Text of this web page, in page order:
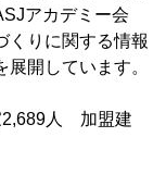
アカデミー会
くりに関する情報
開しています。
人 加盟建